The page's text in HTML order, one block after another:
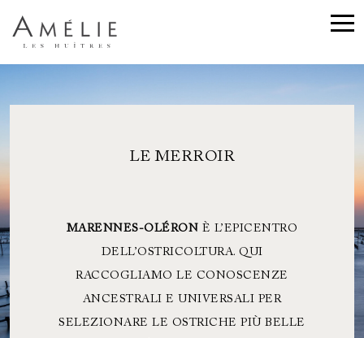
LE MERROIR
MARENNES-OLÉRON È L’EPICENTRO
DELL’OSTRICOLTURA. QUI
RACCOGLIAMO LE CONOSCENZE
ANCESTRALI E UNIVERSALI PER
SELEZIONARE LE OSTRICHE PIÙ BELLE